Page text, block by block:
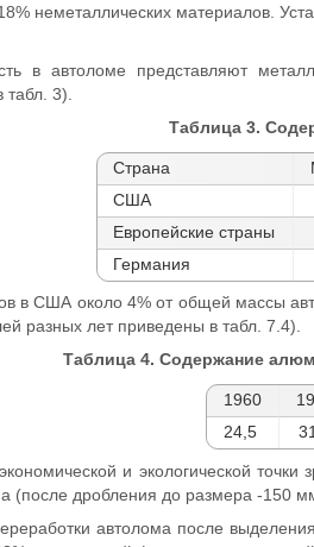
неметаллических материалов.
в автоломе представляют
3).
Таблица 3.
Страна
США
Европейские страны
Германия
в США около 4% от общей массы
разных лет приведены в табл. 7.4).
Таблица 4. Содержание
1960
24,5
и экологической
(после дробления до размера -150
автолома после